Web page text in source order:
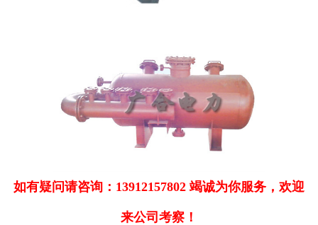
如有疑问请咨询：13912157802 竭诚为你服务，欢迎
来公司考察！